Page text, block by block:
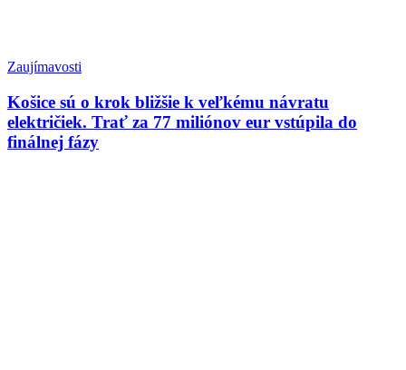
Zaujímavosti
Košice sú o krok bližšie k veľkému návratu
električiek. Trať za 77 miliónov eur vstúpila do
finálnej fázy